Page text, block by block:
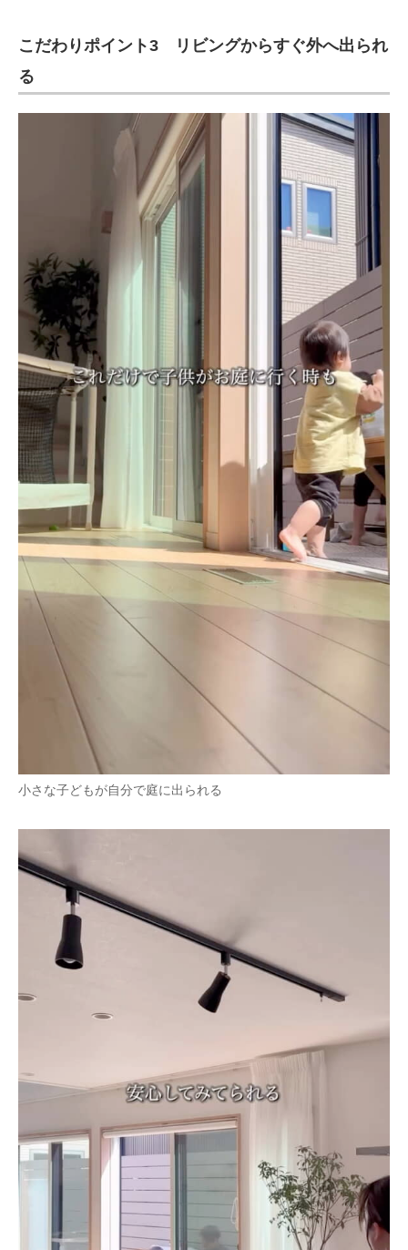
こだわりポイント3 リビングからすぐ外へ出られ
る
小さな子どもが自分で庭に出られる